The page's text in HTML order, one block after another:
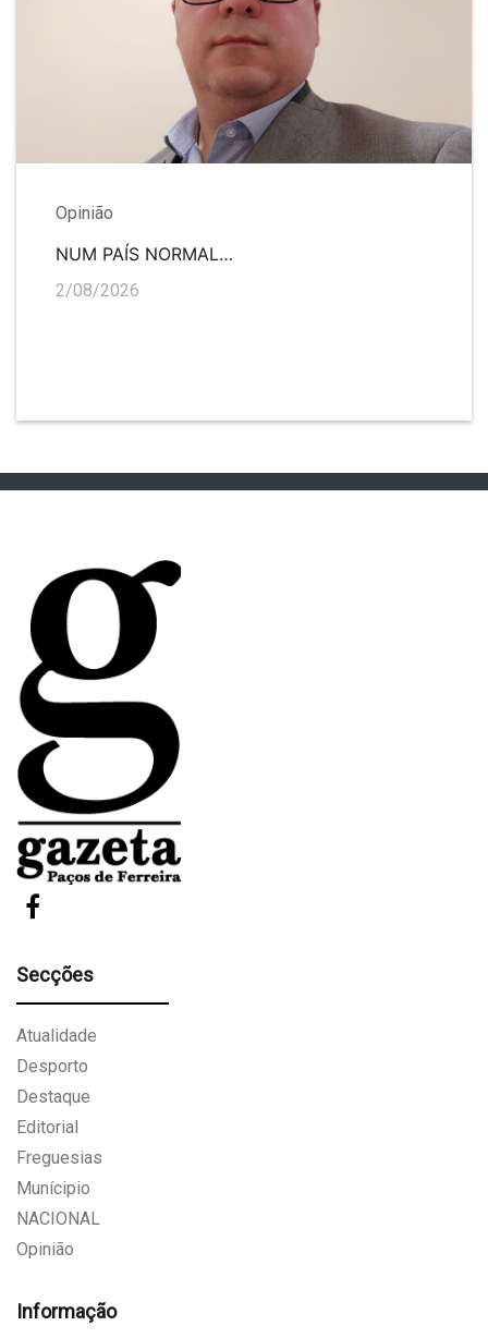
Opinião
NUM PAÍS NORMAL…
2/08/2026
Secções
Atualidade
Desporto
Destaque
Editorial
Freguesias
Munícipio
NACIONAL
Opinião
Informação